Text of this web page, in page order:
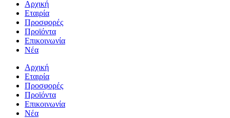
Αρχική
Εταιρία
Προσφορές
Προϊόντα
Επικοινωνία
Νέα
Αρχική
Εταιρία
Προσφορές
Προϊόντα
Επικοινωνία
Νέα